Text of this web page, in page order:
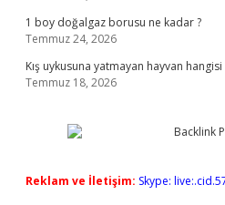
1 boy doğalgaz borusu ne kadar ?
Temmuz 24, 2026
Kış uykusuna yatmayan hayvan hangisi
Temmuz 18, 2026
Reklam ve İletişim: Skype: